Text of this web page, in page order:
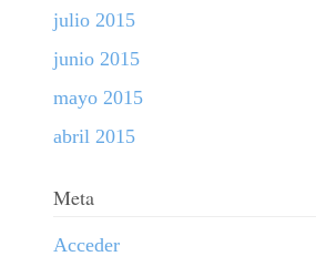
julio 2015
junio 2015
mayo 2015
abril 2015
Meta
Acceder